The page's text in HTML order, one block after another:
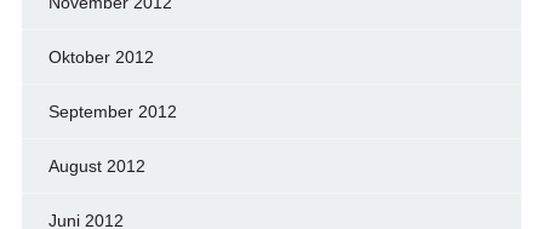
Oktober 2012
September 2012
August 2012
Juni 2012